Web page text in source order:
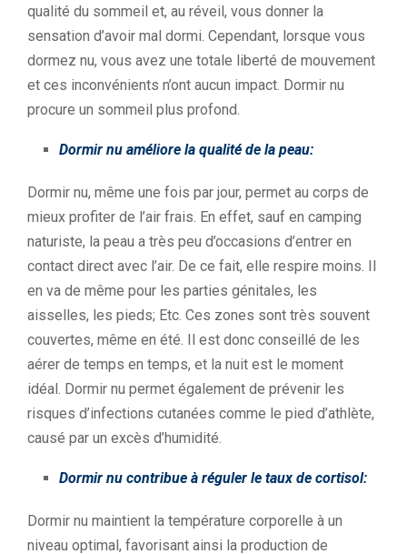
qualité du sommeil et, au réveil, vous donner la
sensation d’avoir mal dormi. Cependant, lorsque vous
dormez nu, vous avez une totale liberté de mouvement
et ces inconvénients n’ont aucun impact. Dormir nu
procure un sommeil plus profond.
Dormir nu améliore la qualité de la peau:
Dormir nu, même une fois par jour, permet au corps de
mieux profiter de l’air frais. En effet, sauf en camping
naturiste, la peau a très peu d’occasions d’entrer en
contact direct avec l’air. De ce fait, elle respire moins. Il
en va de même pour les parties génitales, les
aisselles, les pieds; Etc. Ces zones sont très souvent
couvertes, même en été. Il est donc conseillé de les
aérer de temps en temps, et la nuit est le moment
idéal. Dormir nu permet également de prévenir les
risques d’infections cutanées comme le pied d’athlète,
causé par un excès d’humidité.
Dormir nu contribue à réguler le taux de cortisol:
Dormir nu maintient la température corporelle à un
niveau optimal, favorisant ainsi la production de